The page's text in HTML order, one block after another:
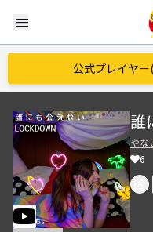
menu
公式プレイヤ
誰
やな
6